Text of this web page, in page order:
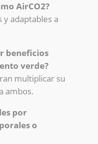
AirCO2?
y adaptables a
beneficios
verde?
multiplicar su
ambos.
por
o